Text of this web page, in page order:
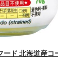
ド 北海道産コ